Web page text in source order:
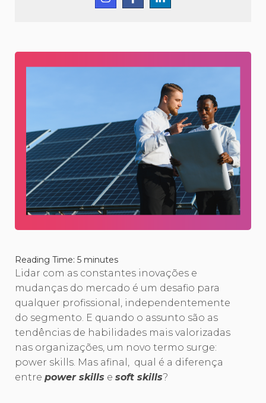
Reading Time: 5 minutes
Lidar com as constantes inovações e
mudanças do mercado é um desafio para
qualquer profissional, independentemente
do segmento. E quando o assunto são as
tendências de habilidades mais valorizadas
nas organizações, um novo termo surge:
power skills. Mas afinal, qual é a diferença
entre power skills e soft skills?